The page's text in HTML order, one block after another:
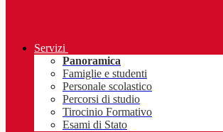
Servizi
Panoramica
Famiglie e studenti
Personale scolastico
Percorsi di studio
Tirocinio Formativo
Esami di Stato